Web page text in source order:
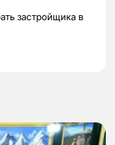
застройщика в